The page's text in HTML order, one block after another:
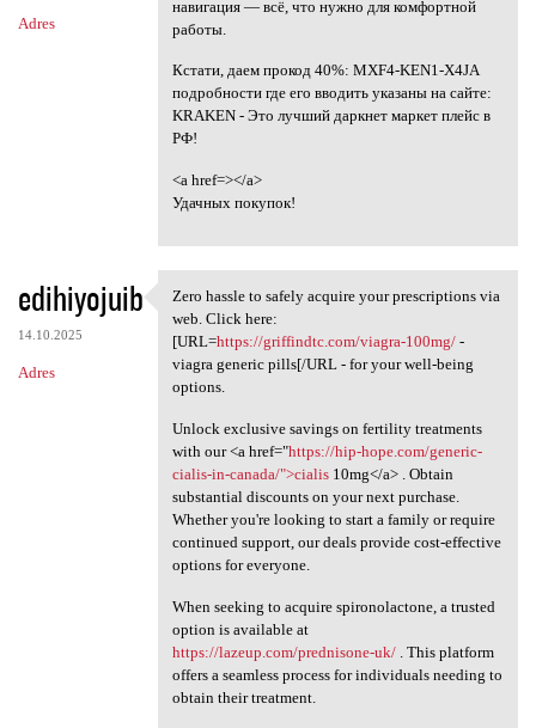
Adres
навигация — всё, что нужно для комфортной
работы.
Кстати, даем прокод 40%: MXF4-KEN1-X4JA
подробности где его вводить указаны на сайте:
KRAKEN - Это лучший даркнет маркет плейс в
РФ!
<a href=></a>
Удачных покупок!
edihiyojuib
14.10.2025
Adres
Zero hassle to safely acquire
Zero hassle to safely acquire your prescriptions via
web. Click here:
[URL=https://griffindtc.com/viagra-100mg/-
viagra generic pills[/URL - for your well-being
options.
Unlock exclusive savings on fertility treatments
with our <a href="https://hip-hope.com/generic-
cialis-in-canada/">cialis10mg</a> . Obtain
substantial discounts on your next purchase.
Whether you're looking to start a family or require
continued support, our deals provide cost-effective
options for everyone.
When seeking to acquire spironolactone, a trusted
option is available at
https://lazeup.com/prednisone-uk/. This platform
offers a seamless process for individuals needing to
obtain their treatment.